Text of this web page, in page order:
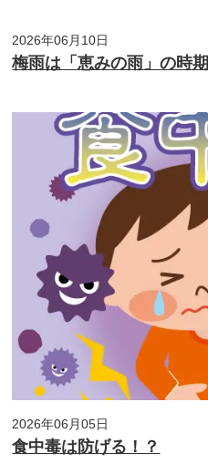
2026年06月10日
梅雨は「恵みの雨」の時期
2026年06月05日
食中毒は防げる！？